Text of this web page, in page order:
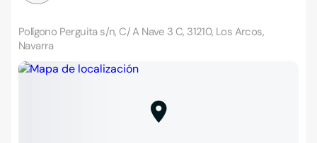
Polígono Perguita s/n, C/ A Nave 3 C, 31210, Los Arcos,
Navarra